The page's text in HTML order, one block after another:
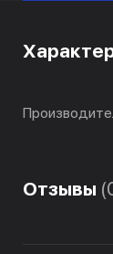
Отзывы